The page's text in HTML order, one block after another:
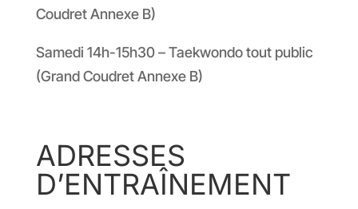
Coudret Annexe B)
Samedi 14h-15h30 – Taekwondo tout public
(Grand Coudret Annexe B)
ADRESSES
D’ENTRAÎNEMENT